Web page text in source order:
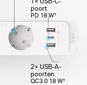
poort
PD 18 W¹
2× USB-A-
poorten
QC3.0 18 W¹